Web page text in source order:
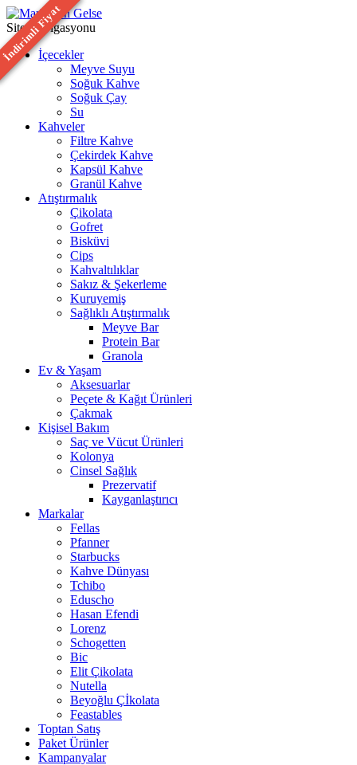
Site Navigasyonu
İçecekler
Meyve Suyu
Soğuk Kahve
⁠Soğuk Çay
Su
Kahveler
Filtre Kahve
Çekirdek Kahve
Kapsül Kahve
Granül Kahve
Atıştırmalık
Çikolata
Gofret
Bisküvi
Cips
Kahvaltılıklar
Sakız & Şekerleme
Kuruyemiş
Sağlıklı Atıştırmalık
Meyve Bar
Protein Bar
Granola
Ev & Yaşam
Aksesuarlar
Peçete & Kağıt Ürünleri
Çakmak
Kişisel Bakım
Saç ve Vücut Ürünleri
Kolonya
Cinsel Sağlık
Prezervatif
Kayganlaştırıcı
Markalar
Fellas
Pfanner
Starbucks
Kahve Dünyası
Tchibo
Eduscho
Hasan Efendi
Lorenz
Schogetten
Bic
Elit Çikolata
Nutella
Beyoğlu Çİkolata
Feastables
Toptan Satış
Paket Ürünler
Kampanyalar
İndirimli Fiyat
İndirimli Fiyat